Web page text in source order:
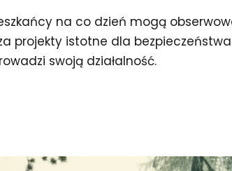
na co dzień mogą
za projekty istotne dla
swoją działalność.